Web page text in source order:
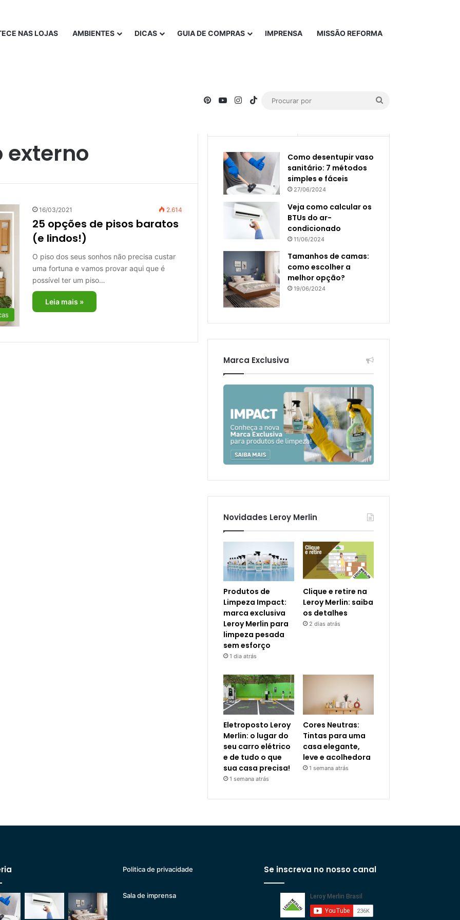
NAS LOJAS AMBIENTES DICAS GUIA DE COMPRAS IMPRENSA MISSÃO REFORMA
PinterestYouTubeInstagram
TikTok
16/03/2021 2.614
25 opções de pisos baratos
(e lindos!)
O piso dos seus sonhos não precisa custar
uma fortuna e vamos provar aqui que é
possível ter um piso…
Leia mais »
Como desentupir vaso
sanitário: 7 métodos
simples e fáceis
27/06/2024
Veja como calcular os
BTUs do ar-
condicionado
11/06/2024
Tamanhos de camas:
como escolher a
melhor opção?
19/06/2024
Marca Exclusiva
Novidades Leroy Merlin
Produtos de
Limpeza Impact:
marca exclusiva
Leroy Merlin para
limpeza pesada
sem esforço
1 dia atrás
Clique e retire na
Leroy Merlin: saiba
os detalhes
2 dias atrás
Eletroposto Leroy
Merlin: o lugar do
seu carro elétrico
e de tudo o que
sua casa precisa!
1 semana atrás
Cores Neutras:
Tintas para uma
casa elegante,
leve e acolhedora
1 semana atrás
Politica de privacidade
Sala de imprensa
Se inscreva no nosso canal